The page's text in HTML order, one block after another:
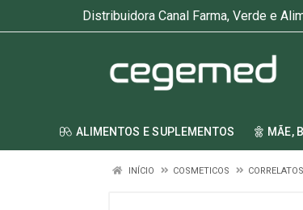
Distribuidora Canal Farma, Verde e
ALIMENTOS E SUPLEMENTOS MÃE,
INÍCIO COSMETICOS CORRELATOS